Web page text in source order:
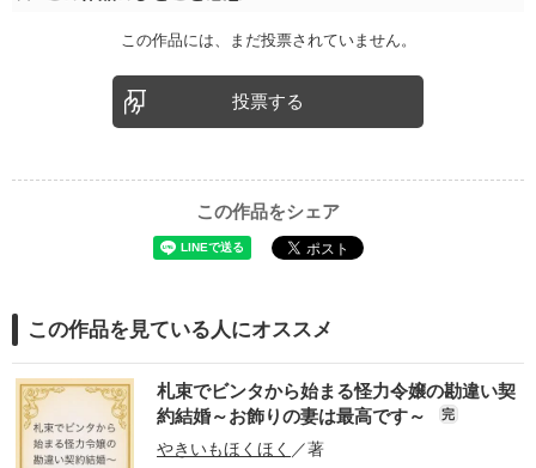
この作品には、まだ投票されていません。
投票する
この作品をシェア
この作品を見ている人にオススメ
札束でビンタから始まる怪力令嬢の勘違い契
約結婚～お飾りの妻は最高です～
完
やきいもほくほく ／著